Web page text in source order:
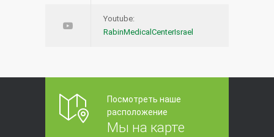
Youtube:
RabinMedicalCenterIsrael
Посмотреть наше
расположение
Мы на карте